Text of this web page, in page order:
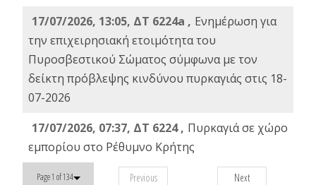
17/07/2026, 13:05, ΔΤ 6224a , Ενημέρωση για
την επιχειρησιακή ετοιμότητα του
Πυροσβεστικού Σώματος σύμφωνα με τον
δείκτη πρόβλεψης κινδύνου πυρκαγιάς στις 18-
07-2026
17/07/2026, 07:37, ΔΤ 6224 , Πυρκαγιά σε χώρο
εμπορίου στο Ρέθυμνο Κρήτης
Page 1 of 134 Previous Next